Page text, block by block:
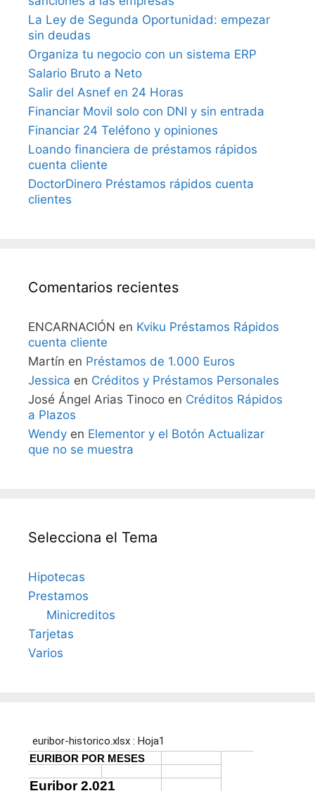
La Ley de Segunda Oportunidad: empezar
sin deudas
Organiza tu negocio con un sistema ERP
Salario Bruto a Neto
Salir del Asnef en 24 Horas
Financiar Movil solo con DNI y sin entrada
Financiar 24 Teléfono y opiniones
Loando financiera de préstamos rápidos
cuenta cliente
DoctorDinero Préstamos rápidos cuenta
clientes
Comentarios recientes
ENCARNACIÓN en Kviku Préstamos Rápidos
cuenta cliente
Martín en Préstamos de 1.000 Euros
Jessica en Créditos y Préstamos Personales
José Ángel Arias Tinoco en Créditos Rápidos
a Plazos
Wendy en Elementor y el Botón Actualizar
que no se muestra
Selecciona el Tema
Hipotecas
Prestamos
Minicreditos
Tarjetas
Varios